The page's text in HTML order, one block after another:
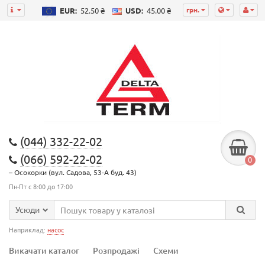
грн.
EUR: 52.50 ₴ USD: 45.00 ₴
(044) 332-22-02
(066) 592-22-02
– Осокорки (вул. Садова, 53-А буд. 43)
Пн-Пт с 8:00 до 17:00
0
Усюди
Наприклад: насос
Викачати каталог Розпродажі
Схеми